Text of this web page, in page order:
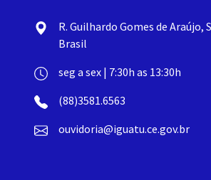
R. Guilhardo Gomes de Araújo,
Brasil
seg a sex | 7:30h as 13:30h
(88)3581.6563
ouvidoria@iguatu.ce.gov.br